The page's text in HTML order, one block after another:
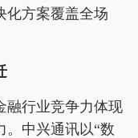
化方案覆盖全场
融行业竞争力体现
。中兴通讯以“数